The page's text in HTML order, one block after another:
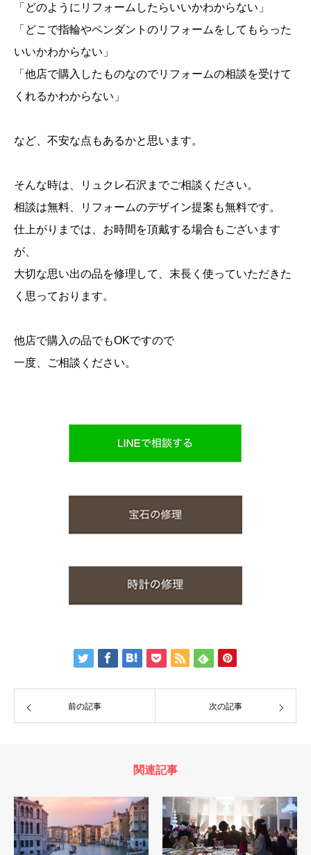
「どのようにリフォームしたらいいかわからない」
「どこで指輪やペンダントのリフォームをしてもらった
いいかわからない」
「他店で購入したものなのでリフォームの相談を受けて
くれるかわからない」
など、不安な点もあるかと思います。
そんな時は、リュクレ石沢までご相談ください。
相談は無料、リフォームのデザイン提案も無料です。
仕上がりまでは、お時間を頂戴する場合もございます
が、
大切な思い出の品を修理して、末長く使っていただきた
く思っております。
他店で購入の品でもOKですので
一度、ご相談ください。
前の記事 次の記事
関連記事